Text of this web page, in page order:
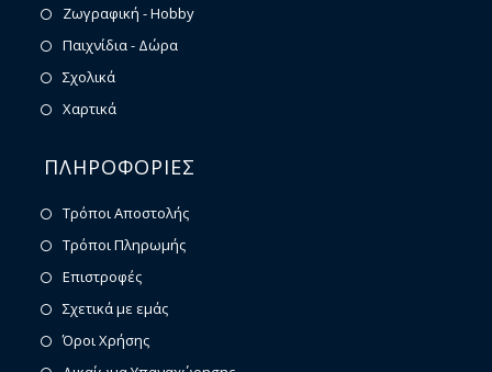
Ζωγραφική - Hobby
Παιχνίδια - Δώρα
Σχολικά
Χαρτικά
ΠΛΗΡΟΦΟΡΙΕΣ
Τρόποι Αποστολής
Τρόποι Πληρωμής
Επιστροφές
Σχετικά με εμάς
Όροι Χρήσης